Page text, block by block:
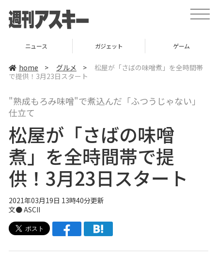
t
o
a
v
ニュース ガジェット ゲーム
home > グルメ >
松屋が「さばの味噌煮」を全時間帯
で提供！3月23日スタート
"熟成もろみ味噌"で煮込んだ「ふつうじゃない」
仕立て
松屋が「さばの味噌
煮」を全時間帯で提
供！3月23日スタート
2021年03月19日 13時40分更新
文● ASCII